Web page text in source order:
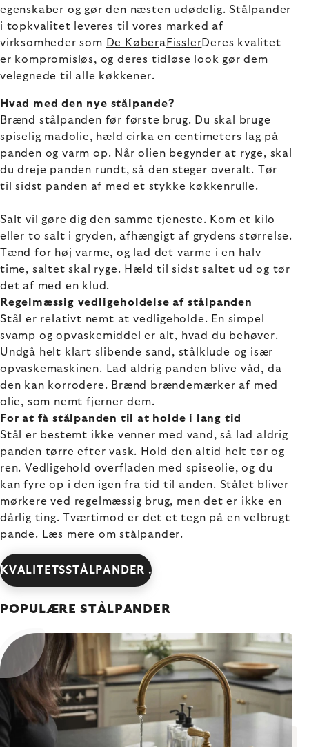
egenskaber og gør den næsten udødelig. Stålpander
i topkvalitet leveres til vores marked af
virksomheder som De Købera FisslerDeres kvalitet
er kompromisløs, og deres tidløse look gør dem
velegnede til alle køkkener.
Hvad med den nye stålpande?
Brænd stålpanden før første brug. Du skal bruge
spiselig madolie, hæld cirka en centimeters lag på
panden og varm op. Når olien begynder at ryge, skal
du dreje panden rundt, så den steger overalt. Tør
til sidst panden af med et stykke køkkenrulle.
Salt vil gøre dig den samme tjeneste. Kom et kilo
eller to salt i gryden, afhængigt af grydens størrelse.
Tænd for høj varme, og lad det varme i en halv
time, saltet skal ryge. Hæld til sidst saltet ud og tør
det af med en klud.
Regelmæssig vedligeholdelse af stålpanden
Stål er relativt nemt at vedligeholde. En simpel
svamp og opvaskemiddel er alt, hvad du behøver.
Undgå helt klart slibende sand, stålklude og især
opvaskemaskinen. Lad aldrig panden blive våd, da
den kan korrodere. Brænd brændemærker af med
olie, som nemt fjerner dem.
For at få stålpanden til at holde i lang tid
Stål er bestemt ikke venner med vand, så lad aldrig
panden tørre efter vask. Hold den altid helt tør og
ren. Vedligehold overfladen med spiseolie, og du
kan fyre op i den igen fra tid til anden. Stålet bliver
mørkere ved regelmæssig brug, men det er ikke en
dårlig ting. Tværtimod er det et tegn på en velbrugt
pande. Læs mere om stålpander.
KVALITETSSTÅLPANDER .
POPULÆRE STÅLPANDER